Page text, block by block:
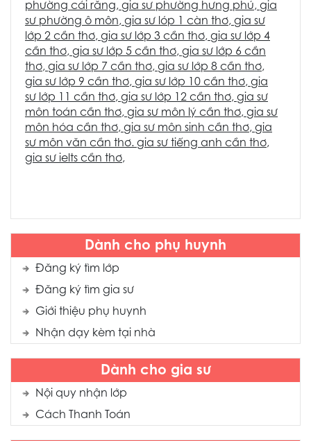
Dành cho phụ huynh
Đăng ký tìm lớp
Đăng ký tìm gia sư
Giới thiệu phụ huynh
Nhận dạy kèm tại nhà
Dành cho gia sư
Nội quy nhận lớp
Cách Thanh Toán
phường cái răng, gia sư phường hưng phú, gia
sư phường ô môn, gia sư lóp 1 càn thơ, gia sư
lớp 2 cần thơ, gia sư lớp 3 cần thơ, gia sư lớp 4
cần thơ, gia sư lớp 5 cần thơ, gia sư lớp 6 cần
thơ, gia sư lớp 7 cần thơ, gia sư lớp 8 cần thơ,
gia sư lớp 9 cần thơ, gia sư lớp 10 cần thơ, gia
sư lớp 11 cần thơ, gia sư lớp 12 cần thơ, gia sư
môn toán cần thơ, gia sư môn lý cần thơ, gia sư
môn hóa cần thơ, gia sư môn sinh cần thơ, gia
sư môn văn cần thơ. gia sư tiếng anh cần thơ,
gia sư ielts cần thơ,